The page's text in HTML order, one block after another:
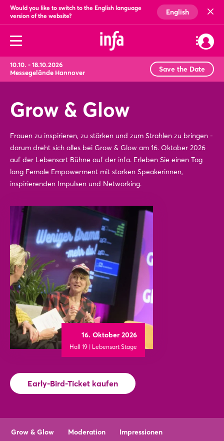
Would you like to switch to the English language
version of the website?
English
10.10. - 18.10.2026
Messegelände Hannover
Save the Date
Grow & Glow
Frauen zu inspirieren, zu stärken und zum Strahlen zu bringen -
darum dreht sich alles bei Grow & Glow am 16. Oktober 2026
auf der Lebensart Bühne auf der infa. Erleben Sie einen Tag
lang Female Empowerment mit starken Speakerinnen,
inspirierenden Impulsen und Networking.
16. Oktober 2026
Hall 19 | Lebensart Stage
Early-Bird-Ticket kaufen
Grow & Glow Moderation Impressionen